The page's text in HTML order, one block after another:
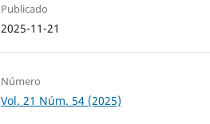
Publicado
2025-11-21
Número
Vol. 21 Núm. 54 (2025)